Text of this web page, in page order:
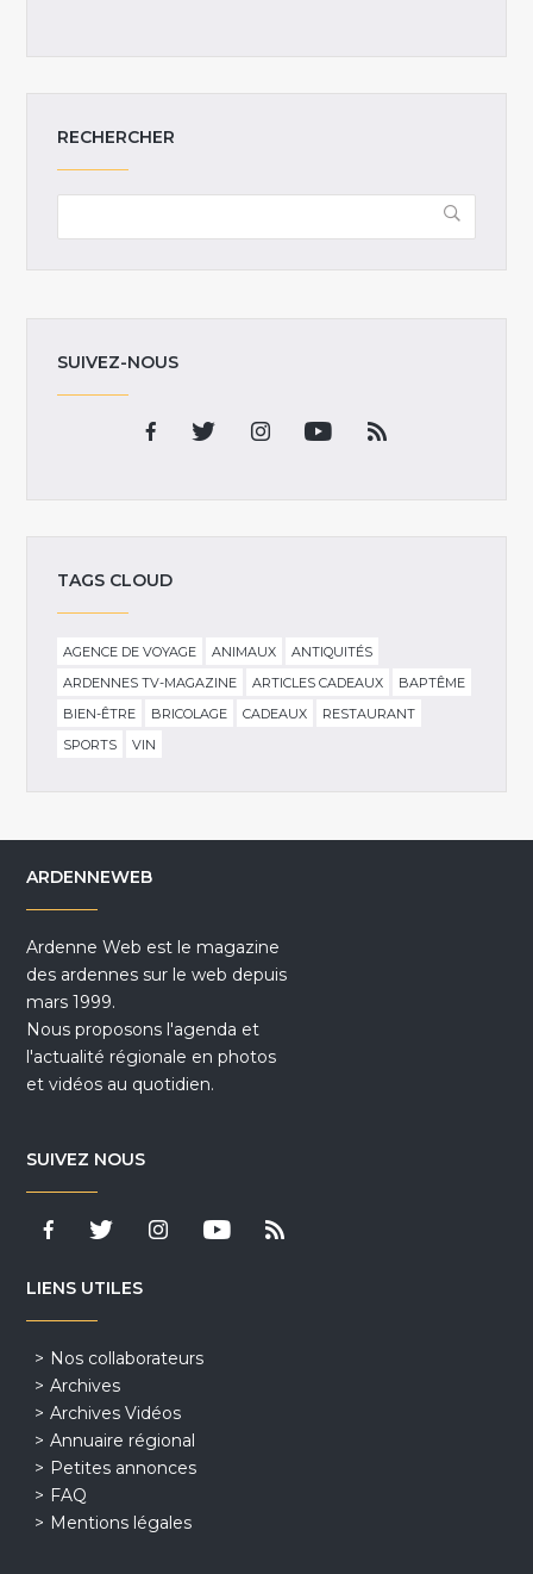
RECHERCHER
SUIVEZ-NOUS
TAGS CLOUD
AGENCE DE VOYAGE ANIMAUX
ANTIQUITÉS
ARDENNES TV-MAGAZINE
ARTICLES CADEAUX
BAPTÊME
BIEN-ÊTRE
BRICOLAGE CADEAUX
RESTAURANT
SPORTS
VIN
ARDENNEWEB
Ardenne Web est le magazine
des ardennes sur le web depuis
mars 1999.
Nous proposons l'agenda et
l'actualité régionale en photos
et vidéos au quotidien.
SUIVEZ NOUS
LIENS UTILES
Nos collaborateurs
Archives
Archives Vidéos
Annuaire régional
Petites annonces
FAQ
Mentions légales